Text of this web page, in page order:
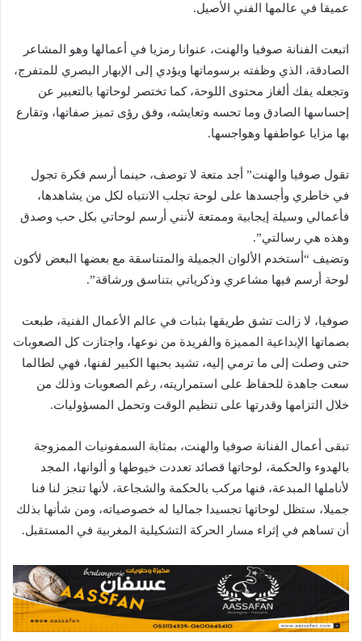
عميقا في عالمها الفني الأصيل.
اتبعت الفنانة صوفيا والهنت، عنوانا رمزيا في أعمالها وهو المشاعر
الصادقة، الذي وظفته برسوماتها ويؤدي إلى الإبهار البصري للمتفرج،
وتجعله يفك ألغاز محتوى اللوحة، كما تختصر لوحاتها بالتعبير عن
إحساسها الصادق وما تحسه وتعايشه، وفق رؤى تميز صفاتها، وتقارع
بها مزايا عواطفها وهواجسها.
تقول صوفيا والهنت” أجد متعة لا توصف، حينما أرسم فكرة تجول
في خاطري وأجسدها على لوحة تجلب الانتباه لكل من يشاهدها،
فأعمالي وسيلة إيجابية وممتعة لأنني أرسم لوحاتي بكل حب وصدق
وهذه هي رسالتي”.
وتضيف “أستخدم الألوان الجميلة والمتناسقة مع بعضها البعض لأكون
لوحة أرسم فيها مشاعري وذكرياتي بتناسق ورشاقة”.
صوفيا، لا زالت تشق طريقها بثبات في عالم الأعمال الفنية، طبعت
بصماتها الإبداعية المميزة والفريدة من نوعها، واجتازت كل الصعوبات
حتى وصلت إلى ما ترمي إليه، تشيد بحبها الكبير لفنها، فهي لطالما
سعت جاهدة للحفاظ على استمراريته، رغم الصعوبات وذلك من
خلال التزامها وقدرتها على تنظيم الوقت وتحمل المسؤوليات.
تبقى أعمال الفنانة صوفيا والهنت، بمثابة السمفونيات الممزوجة
بالهدوء والحكمة، لوحاتها قصائد تعددت خيوطها و ألوانها، المجد
لأناملها المبدعة، فنها مركب بالحكمة والشجاعة، لأنها تنجز لنا فنا
جميلا، ستظل لوحاتها تجسيدا جماليا له خصوصياته، ومن شأنها بذلك
أن تساهم في إثراء مسار الحركة التشكيلية المغربية في المستقبل.